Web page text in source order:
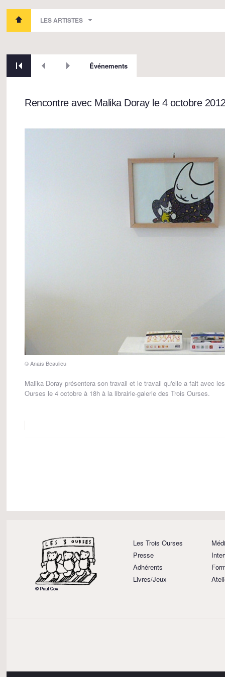
LES ARTISTES
Événements
Rencontre avec Malika Doray le 4 octobre
© Anaïs Beaulieu
Malika Doray présentera son travail et le travail qu'elle a fait avec
Ourses le 4 octobre à 18h à la librairie-galerie des Trois Ourses.
Les Trois Ourses
Presse
Adhérents
Livres/Jeux